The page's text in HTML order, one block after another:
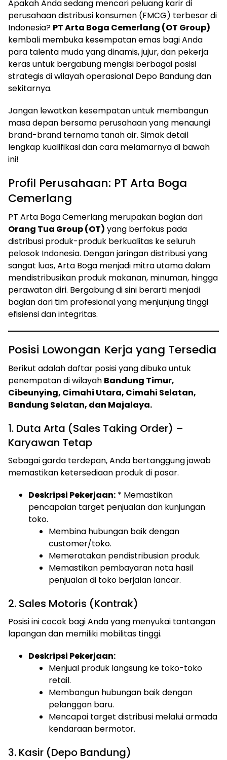
Apakah Anda sedang mencari peluang karir di
perusahaan distribusi konsumen (FMCG) terbesar di
Indonesia? PT Arta Boga Cemerlang (OT Group)
kembali membuka kesempatan emas bagi Anda
para talenta muda yang dinamis, jujur, dan pekerja
keras untuk bergabung mengisi berbagai posisi
strategis di wilayah operasional Depo Bandung dan
sekitarnya.
Jangan lewatkan kesempatan untuk membangun
masa depan bersama perusahaan yang menaungi
brand-brand ternama tanah air. Simak detail
lengkap kualifikasi dan cara melamarnya di bawah
ini!
Profil Perusahaan: PT Arta Boga
Cemerlang
PT Arta Boga Cemerlang merupakan bagian dari
Orang Tua Group (OT) yang berfokus pada
distribusi produk-produk berkualitas ke seluruh
pelosok Indonesia. Dengan jaringan distribusi yang
sangat luas, Arta Boga menjadi mitra utama dalam
mendistribusikan produk makanan, minuman, hingga
perawatan diri. Bergabung di sini berarti menjadi
bagian dari tim profesional yang menjunjung tinggi
efisiensi dan integritas.
Posisi Lowongan Kerja yang Tersedia
Berikut adalah daftar posisi yang dibuka untuk
penempatan di wilayah Bandung Timur,
Cibeunying, Cimahi Utara, Cimahi Selatan,
Bandung Selatan, dan Majalaya.
1. Duta Arta (Sales Taking Order) –
Karyawan Tetap
Sebagai garda terdepan, Anda bertanggung jawab
memastikan ketersediaan produk di pasar.
Deskripsi Pekerjaan: * Memastikan
pencapaian target penjualan dan kunjungan
toko.
Membina hubungan baik dengan
customer/toko.
Memeratakan pendistribusian produk.
Memastikan pembayaran nota hasil
penjualan di toko berjalan lancar.
2. Sales Motoris (Kontrak)
Posisi ini cocok bagi Anda yang menyukai tantangan
lapangan dan memiliki mobilitas tinggi.
Deskripsi Pekerjaan:
Menjual produk langsung ke toko-toko
retail.
Membangun hubungan baik dengan
pelanggan baru.
Mencapai target distribusi melalui armada
kendaraan bermotor.
3. Kasir (Depo Bandung)